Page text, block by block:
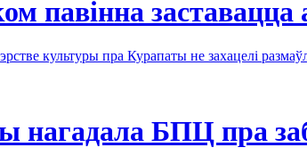
павінна
культуры пра Курапаты не захацелі
нагадала БПЦ пра